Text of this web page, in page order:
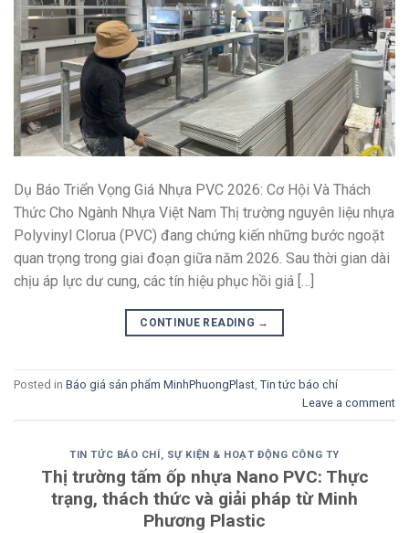
Dụ Báo Triển Vọng Giá Nhựa PVC 2026: Cơ Hội Và Thách
Thức Cho Ngành Nhựa Việt Nam Thị trường nguyên liệu nhựa
Polyvinyl Clorua (PVC) đang chứng kiến những bước ngoặt
quan trọng trong giai đoạn giữa năm 2026. Sau thời gian dài
chịu áp lực dư cung, các tín hiệu phục hồi giá […]
CONTINUE READING →
Posted in Báo giá sản phẩm MinhPhuongPlast Tin tức báo chí
Leave a comment
TIN TỨC BÁO CHÍ SỰ KIỆN & HOẠT ĐỘNG CÔNG TY
Thị trường tấm ốp nhựa Nano PVC: Thực
trạng, thách thức và giải pháp từ Minh
Phương Plastic